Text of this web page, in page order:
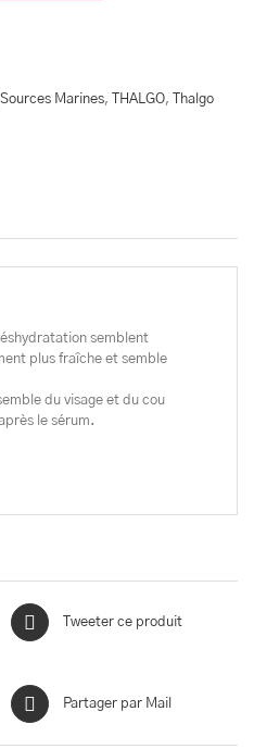
Sources Marines, THALGO,
Thalgo
semblent
plus fraîche et semble
du visage et du cou
le sérum.
Tweeter ce produit
Partager par Mail